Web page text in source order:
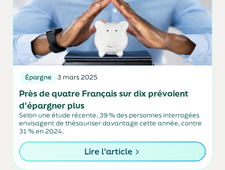
Épargne 3 mars 2025
Près de quatre Français sur dix prévoient
d'épargner plus
Selon une étude récente, 39 % des personnes interrogées
envisagent de thésauriser davantage cette année, contre
31 % en 2024.
Lire l'article